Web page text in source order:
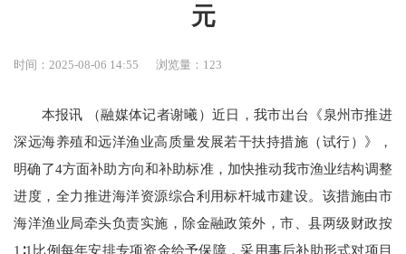
元
时间：2025-08-06 14:55 浏览量： 123
本报讯 （融媒体记者谢曦） 近日，我市出台《泉州市推进
深远海养殖和远洋渔业高质量发展若干扶持措施（试行）》，
明确了4方面补助方向和补助标准，加快推动我市渔业结构调整
进度，全力推进海洋资源综合利用标杆城市建设。该措施由市
海洋渔业局牵头负责实施，除金融政策外，市、县两级财政按
1∶1比例每年安排专项资金给予保障，采用事后补助形式对项目